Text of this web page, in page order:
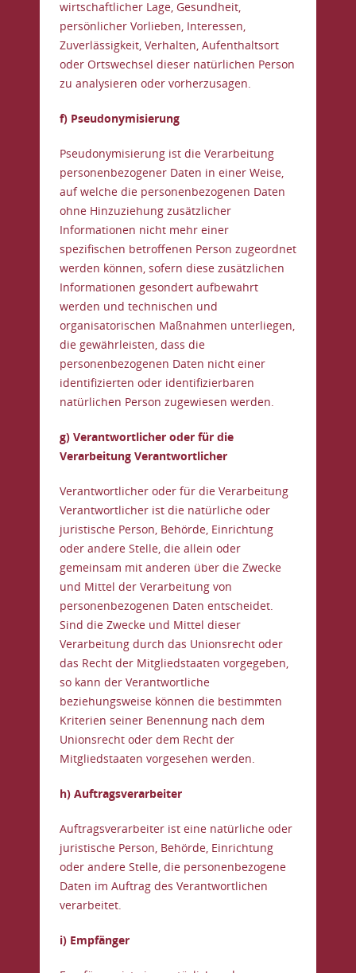
wirtschaftlicher Lage, Gesundheit,
persönlicher Vorlieben, Interessen,
Zuverlässigkeit, Verhalten, Aufenthaltsort
oder Ortswechsel dieser natürlichen Person
zu analysieren oder vorherzusagen.
f) Pseudonymisierung
Pseudonymisierung ist die Verarbeitung
personenbezogener Daten in einer Weise,
auf welche die personenbezogenen Daten
ohne Hinzuziehung zusätzlicher
Informationen nicht mehr einer
spezifischen betroffenen Person zugeordnet
werden können, sofern diese zusätzlichen
Informationen gesondert aufbewahrt
werden und technischen und
organisatorischen Maßnahmen unterliegen,
die gewährleisten, dass die
personenbezogenen Daten nicht einer
identifizierten oder identifizierbaren
natürlichen Person zugewiesen werden.
g) Verantwortlicher oder für die
Verarbeitung Verantwortlicher
Verantwortlicher oder für die Verarbeitung
Verantwortlicher ist die natürliche oder
juristische Person, Behörde, Einrichtung
oder andere Stelle, die allein oder
gemeinsam mit anderen über die Zwecke
und Mittel der Verarbeitung von
personenbezogenen Daten entscheidet.
Sind die Zwecke und Mittel dieser
Verarbeitung durch das Unionsrecht oder
das Recht der Mitgliedstaaten vorgegeben,
so kann der Verantwortliche
beziehungsweise können die bestimmten
Kriterien seiner Benennung nach dem
Unionsrecht oder dem Recht der
Mitgliedstaaten vorgesehen werden.
h) Auftragsverarbeiter
Auftragsverarbeiter ist eine natürliche oder
juristische Person, Behörde, Einrichtung
oder andere Stelle, die personenbezogene
Daten im Auftrag des Verantwortlichen
verarbeitet.
i) Empfänger